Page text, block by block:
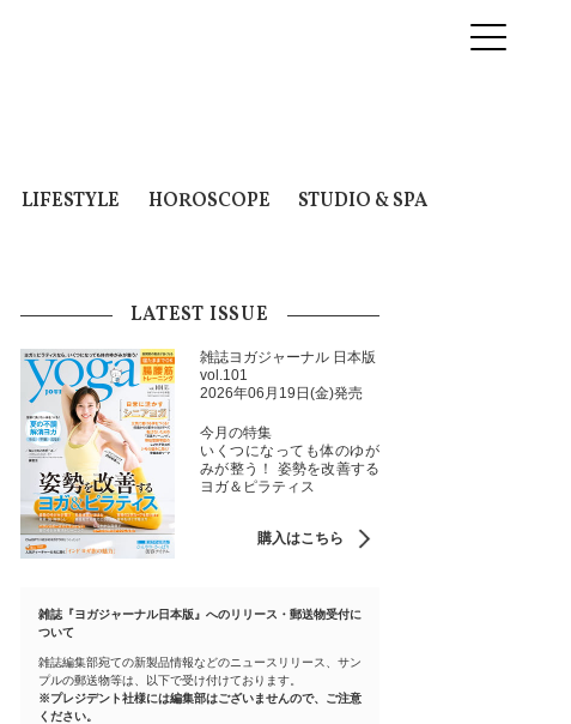
LIFESTYLE HOROSCOPE STUDIO & SPA
LATEST ISSUE
雑誌ヨガジャーナル 日本版
vol.101
2026年06月19日(金)発売
今月の特集
いくつになっても体のゆが
みが整う！ 姿勢を改善する
ヨガ＆ピラティス
購入はこちら
雑誌『ヨガジャーナル日本版』へのリリース・郵送物受付に
ついて
雑誌編集部宛ての新製品情報などのニュースリリース、サン
プルの郵送物等は、以下で受け付けております。
※プレジデント社様には編集部はございませんので、ご注意
ください。